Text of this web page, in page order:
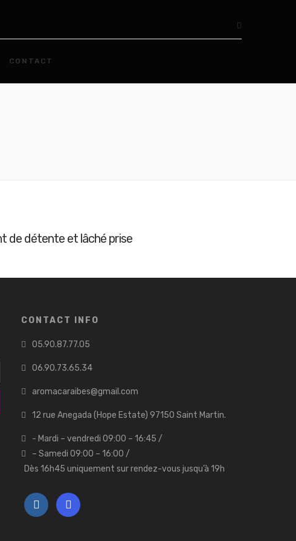
CONTACT
de détente et lâché prise
CONTACT INFO
05.90.87.77.05
06.90.73.65.34
aromacaraibes@gmail.com
12 rue Anegada (Hope Estate) 97150 Saint Martin.
- Mardi – vendredi 09:00 – 16:45 /
– Samedi 09:00 – 16:00 /
Dès 16h45 uniquement sur rendez-vous jusqu’à 19h